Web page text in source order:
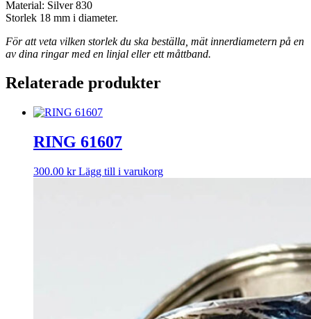
Material: Silver 830
Storlek 18 mm i diameter.
För att veta vilken storlek du ska beställa, mät innerdiametern på en
av dina ringar med en linjal eller ett måttband.
Relaterade produkter
RING 61607
300.00 kr Lägg till i varukorg